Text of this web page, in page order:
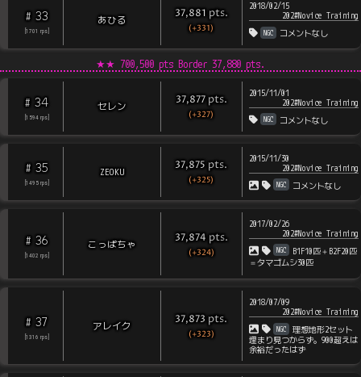
# 33
1701 rps
あひる 37,881 pts.
(+331)
2018/02/15
202#Novice Training
NGC コメントなし
★★ 700,500 pts Border 37,880 pts.
# 34
1594 rps
セレン 37,877 pts.
(+327)
2015/11/01
202#Novice Training
NGC コメントなし
# 35
1495 rps
ZEOKU 37,875 pts.
(+325)
2015/11/30
202#Novice Training
NGC コメントなし
# 36
1402 rps
こっぱちゃ 37,874 pts.
(+324)
2017/02/26
202#Novice Training
NGC
B1F10匹＋B2F20匹
＝タマゴムシ30匹
# 37
1316 rps
アレイク 37,873 pts.
(+323)
2018/07/09
202#Novice Training
NGC
理想地形2セット
埋まり見つからず。900超えは
余裕だったはず